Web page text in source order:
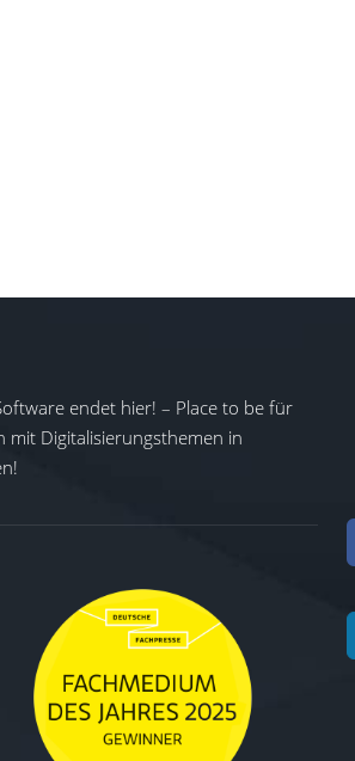
endet hier! – Place to be für
mit Digitalisierungsthemen in